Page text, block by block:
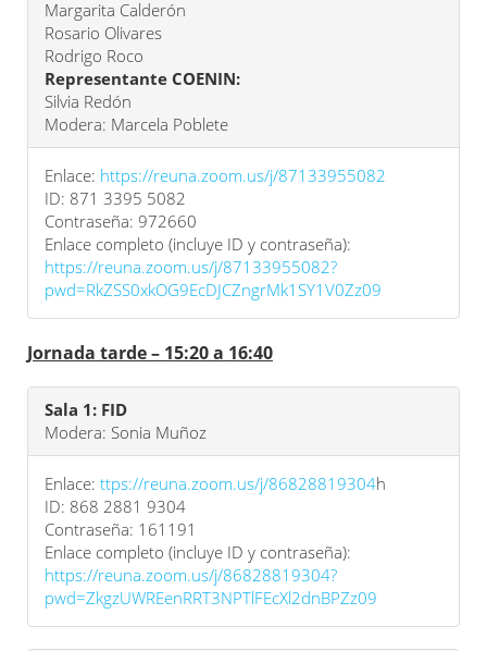
Margarita Calderón
Rosario Olivares
Rodrigo Roco
Representante COENIN:
Silvia Redón
Modera: Marcela Poblete
Enlace: https://reuna.zoom.us/j/87133955082
ID: 871 3395 5082
Contraseña: 972660
Enlace completo (incluye ID y contraseña):
https://reuna.zoom.us/j/87133955082?
pwd=RkZSS0xkOG9EcDJCZngrMk1SY1V0Zz09
Jornada tarde – 15:20 a 16:40
Sala 1: FID
Modera: Sonia Muñoz
Enlace: ttps://reuna.zoom.us/j/86828819304h
ID: 868 2881 9304
Contraseña: 161191
Enlace completo (incluye ID y contraseña):
https://reuna.zoom.us/j/86828819304?
pwd=ZkgzUWREenRRT3NPTlFEcXl2dnBPZz09